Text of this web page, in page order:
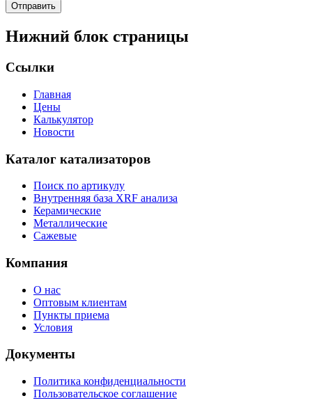
Отправить
Нижний блок страницы
Ссылки
Главная
Цены
Калькулятор
Новости
Каталог катализаторов
Поиск по артикулу
Внутренняя база XRF анализа
Керамические
Металлические
Сажевые
Компания
О нас
Оптовым клиентам
Пункты приема
Условия
Документы
Политика конфиденциальности
Пользовательское соглашение